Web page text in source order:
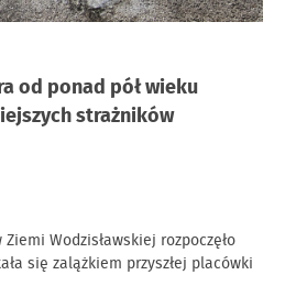
od ponad pół wieku
strażników
Wodzisławskiej rozpoczęło
się zalążkiem przyszłej placówki